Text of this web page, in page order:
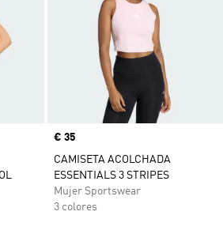
Precio
€ 35
CAMISETA ACOLCHADA
ESSENTIALS 3 STRIPES
Mujer Sportswear
3 colores